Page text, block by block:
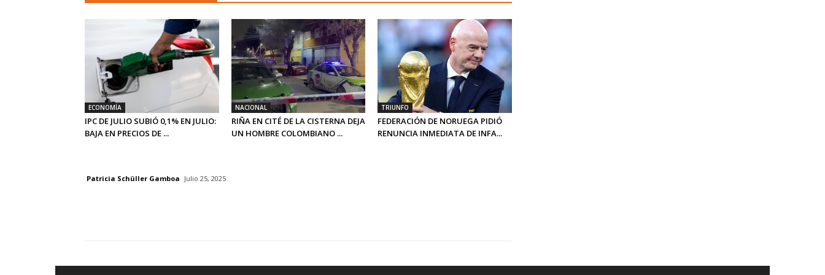
ECONOMÍA
IPC DE JULIO SUBIÓ 0,1% EN JULIO:
BAJA EN PRECIOS DE ...
NACIONAL
RIÑA EN CITÉ DE LA CISTERNA DEJA
UN HOMBRE COLOMBIANO ...
TRIUNFO
FEDERACIÓN DE NORUEGA PIDIÓ
RENUNCIA INMEDIATA DE INFA...
Patricia Schüller Gamboa Julio 25, 2025